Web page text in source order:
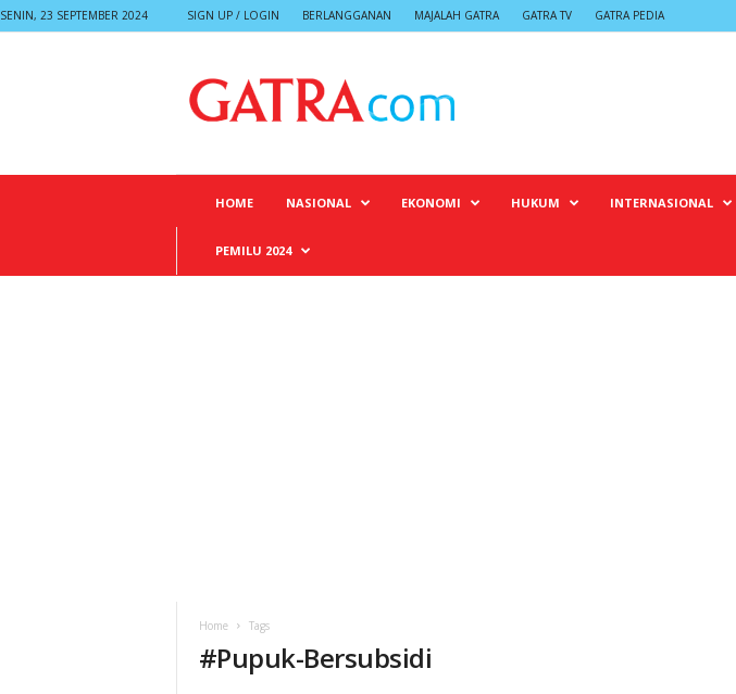
SENIN, 23 SEPTEMBER 2024 SIGN UP / LOGIN BERLANGGANAN MAJALAH GATRA GATRA TV GATRA PEDIA
HOME NASIONAL EKONOMI HUKUM INTERNASIONAL
PEMILU 2024
Home Tags
#Pupuk-Bersubsidi